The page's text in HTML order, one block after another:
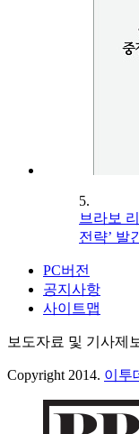
5.
브라보
전략’ 발
PC버전
공지사항
사이트맵
보도자료 및 기사제
Copyright 2014. 이투